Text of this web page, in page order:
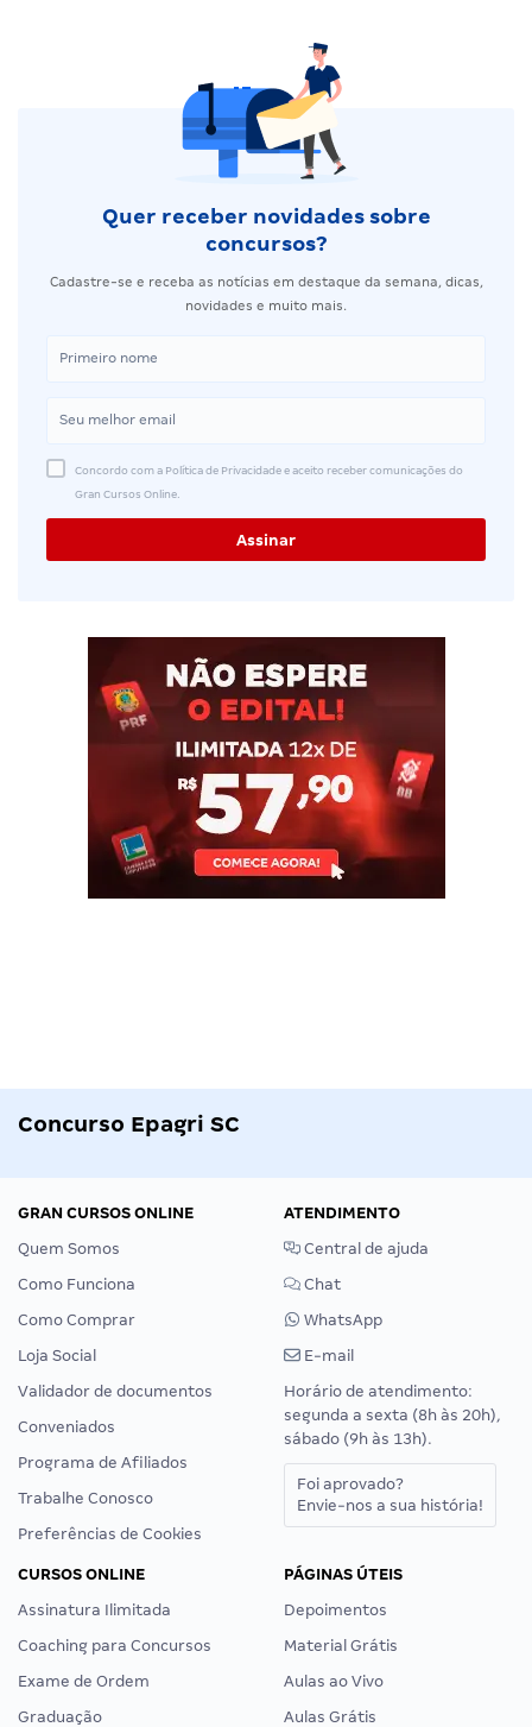
Quer receber novidades sobre
concursos?
Cadastre-se e receba as notícias em destaque da semana, dicas,
novidades e muito mais.
Concordo com a Política de Privacidade e aceito receber comunicações do
Gran Cursos Online.
Concurso Epagri SC
GRAN CURSOS ONLINE
Quem Somos
Como Funciona
Como Comprar
Loja Social
Validador de documentos
Conveniados
Programa de Afiliados
Trabalhe Conosco
Preferências de Cookies
ATENDIMENTO
Central de ajuda
Chat
WhatsApp
E-mail
Horário de atendimento:
segunda a sexta (8h às 20h),
sábado (9h às 13h).
Foi aprovado?
Envie-nos a sua história!
CURSOS ONLINE
Assinatura Ilimitada
Coaching para Concursos
Exame de Ordem
Graduação
PÁGINAS ÚTEIS
Depoimentos
Material Grátis
Aulas ao Vivo
Aulas Grátis